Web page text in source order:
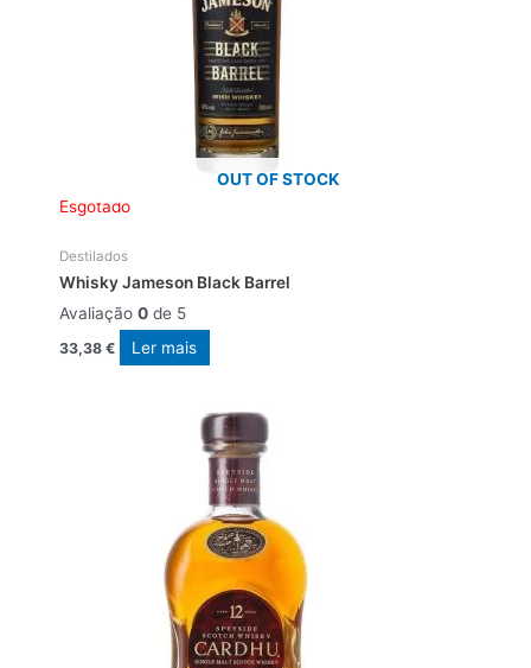
OUT OF STOCK
Esgotado
Destilados
Whisky Jameson Black Barrel
Avaliação 0 de 5
33,38 € Ler mais